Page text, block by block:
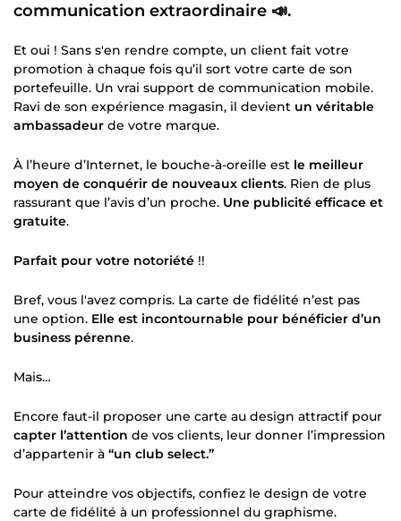
communication extraordinaire 📣.
Et oui ! Sans s'en rendre compte, un client fait votre
promotion à chaque fois qu’il sort votre carte de son
portefeuille. Un vrai support de communication mobile.
Ravi de son expérience magasin, il devient un véritable
ambassadeur de votre marque.
À l’heure d’Internet, le bouche-à-oreille est le meilleur
moyen de conquérir de nouveaux clients. Rien de plus
rassurant que l’avis d’un proche. Une publicité efficace et
gratuite.
Parfait pour votre notoriété !!
Bref, vous l'avez compris. La carte de fidélité n’est pas
une option. Elle est incontournable pour bénéficier d’un
business pérenne.
Mais…
Encore faut-il proposer une carte au design attractif pour
capter l’attention de vos clients, leur donner l’impression
d’appartenir à “un club select.”
Pour atteindre vos objectifs, confiez le design de votre
carte de fidélité à un professionnel du graphisme.